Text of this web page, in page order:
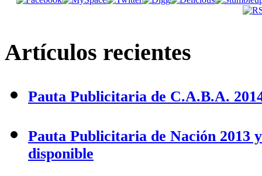
Artículos recientes
Pauta Publicitaria de C.A.B.A.
Pauta Publicitaria de Nación 2013
disponible